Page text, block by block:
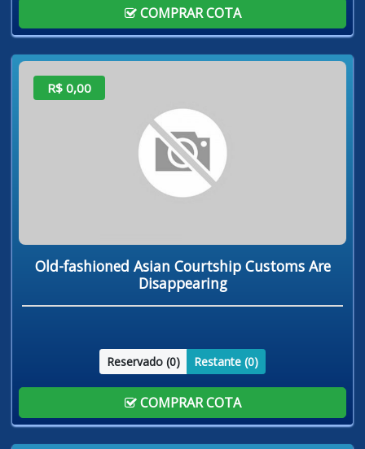
COMPRAR COTA
R$ 0,00
Old-fashioned Asian Courtship Customs Are
Disappearing
Reservado (0) Restante (0)
COMPRAR COTA